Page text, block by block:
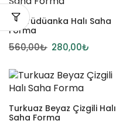
Zümrüdüanka Halı Saha
Forma
560,00₺ 280,00₺
Turkuaz Beyaz Çizgili Halı
Saha Forma